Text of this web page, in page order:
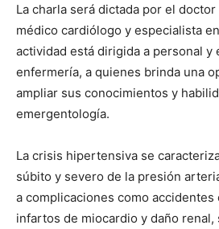
La charla será dictada por el doctor
médico cardiólogo y especialista
actividad está dirigida a personal y
enfermería, a quienes brinda una
ampliar sus conocimientos y
emergentología.
La crisis hipertensiva se
súbito y severo de la presión
a complicaciones como
infartos de miocardio y daño renal,